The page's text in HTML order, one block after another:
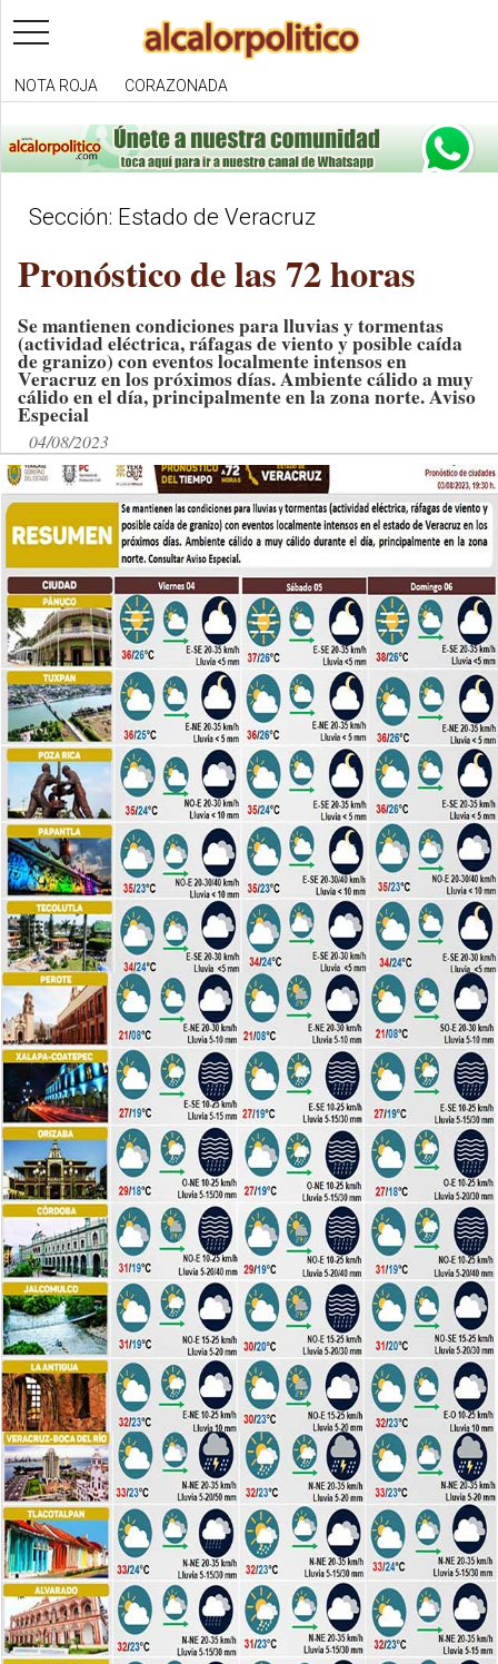
toggle
navigation
NOTA ROJA CORAZONADA
Sección: Estado de Veracruz
Pronóstico de las 72 horas
Se mantienen condiciones para lluvias y tormentas
(actividad eléctrica, ráfagas de viento y posible caída
de granizo) con eventos localmente intensos en
Veracruz en los próximos días. Ambiente cálido a muy
cálido en el día, principalmente en la zona norte. Aviso
Especial
04/08/2023